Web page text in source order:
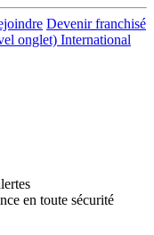
Devenir franchisé
onglet) International
en toute sécurité